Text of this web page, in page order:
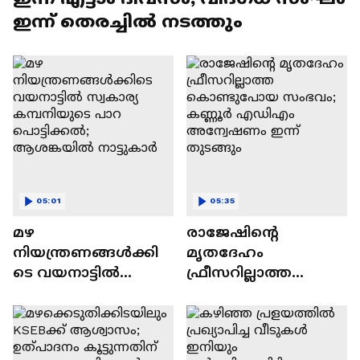
ഇന്ന് തെരച്ചിൽ നടത്തും
മഴ
നിയന്ത്രണങ്ങൾക്കി
ടെ വയനാട്ടിൽ
പാറ പൊട്ടിക്കൽ;
ആശങ്കയിൽ
നാട്ടുകാര്‍
05:01
രാജേഷിന്റെ
മൃതദേഹം
ഫ്രീസറില്ലാത്ത
സംഭവം; കണ്ണൂര്‍
എഡിഎം
അന്വേഷണം ഇന്ന്
05:35